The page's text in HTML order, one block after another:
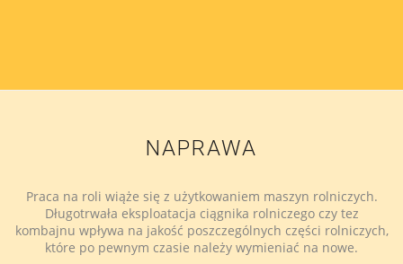
NAPRAWA
Praca na roli wiąże się z użytkowaniem maszyn rolniczych.
Długotrwała eksploatacja ciągnika rolniczego czy tez
kombajnu wpływa na jakość poszczególnych części rolniczych,
które po pewnym czasie należy wymieniać na nowe.